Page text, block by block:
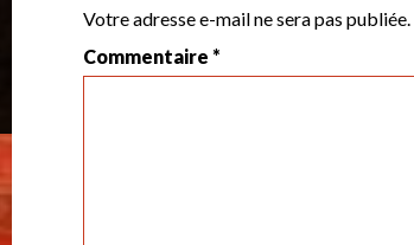
Votre adresse e-mail ne sera pas publiée.
Commentaire*